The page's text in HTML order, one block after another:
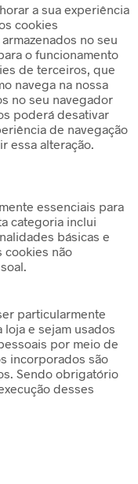
a sua experiência
cookies
no seu
o funcionamento
de terceiros, que
navega na nossa
no seu navegador
poderá desativar
de navegação
essa alteração.
essenciais para
categoria inclui
básicas e
cookies não
particularmente
e sejam usados
por meio de
incorporados são
Sendo obrigatório
desses